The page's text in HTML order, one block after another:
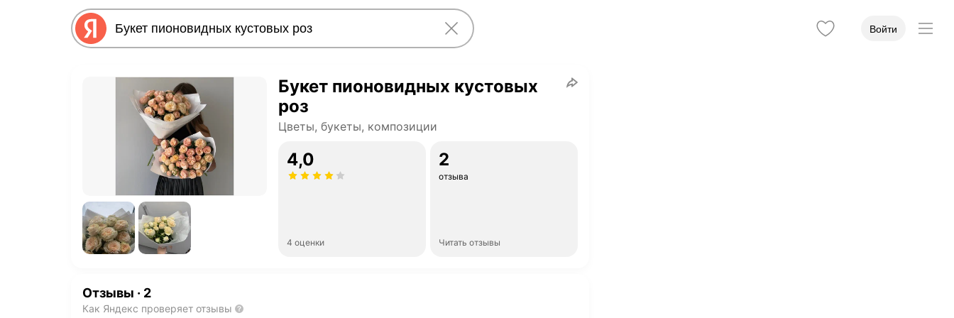
Войти
Букет пионовидных кустовых
роз
Цветы, букеты, композиции
4,0
4 оценки
2
отзыва
Читать отзывы
Отзывы · 2
Как Яндекс проверяет отзывы